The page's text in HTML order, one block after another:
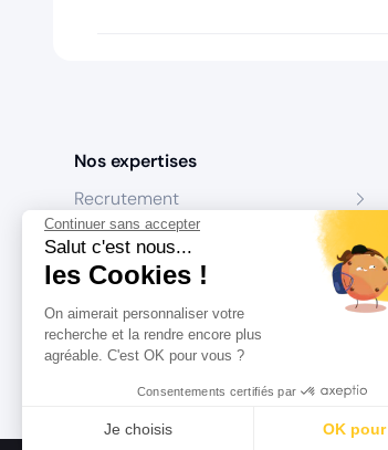
Continuer sans accepter
Salut c'est nous...
les Cookies !
On aimerait personnaliser votre
recherche et la rendre encore plus
agréable. C'est OK pour vous ?
Consentements certifiés par
Je choisis OK
Nos expertises
Recrutement
Formation
Coaching
Conseil